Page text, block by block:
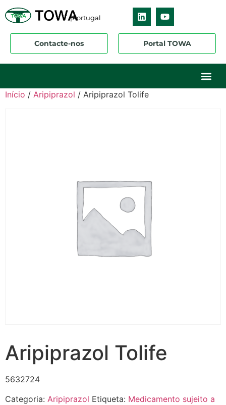
|Portugal
Contacte-nos Portal TOWA
Início / Aripiprazol / Aripiprazol Tolife
Aripiprazol Tolife
5632724
Categoria: Aripiprazol Etiqueta: Medicamento sujeito a